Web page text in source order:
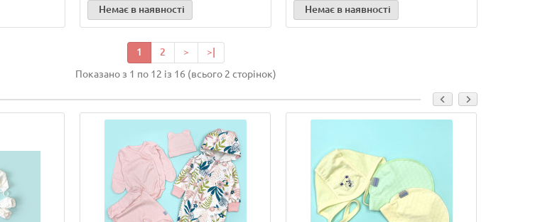
Немає в наявності Немає в наявності
1 2 >
>|
Показано з 1 по 12 із 16 (всього 2 сторінок)